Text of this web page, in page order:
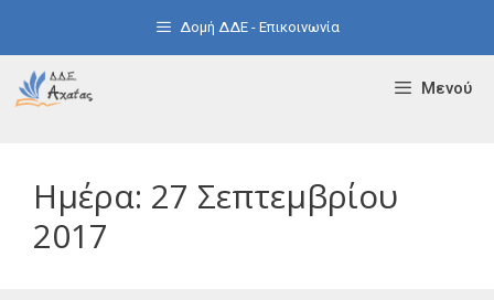
Δομή ΔΔΕ - Επικοινωνία
Μενού
Ημέρα: 27 Σεπτεμβρίου
2017